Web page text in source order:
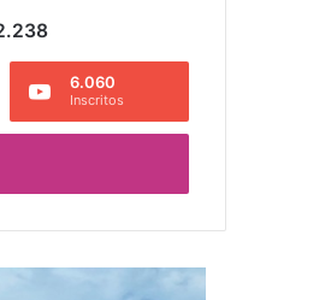
6.060
Inscritos